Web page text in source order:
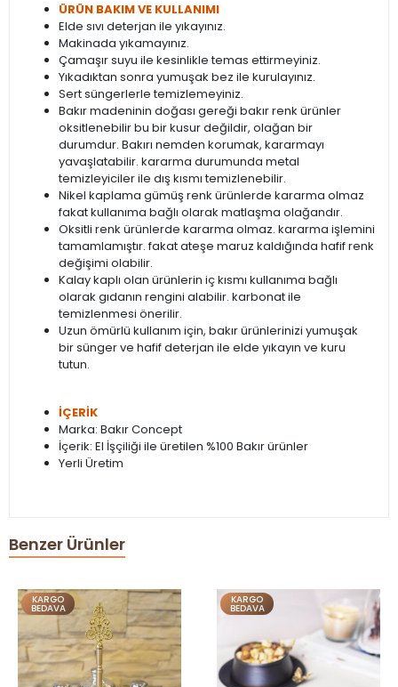
ÜRÜN BAKIM VE KULLANIMI
Elde sıvı deterjan ile yıkayınız.
Makinada yıkamayınız.
Çamaşır suyu ile kesinlikle temas ettirmeyiniz.
Yıkadıktan sonra yumuşak bez ile kurulayınız.
Sert süngerlerle temizlemeyiniz.
Bakır madeninin doğası gereği bakır renk ürünler
oksitlenebilir bu bir kusur değildir, olağan bir
durumdur. Bakırı nemden korumak, kararmayı
yavaşlatabilir. kararma durumunda metal
temizleyiciler ile dış kısmı temizlenebilir.
Nikel kaplama gümüş renk ürünlerde kararma olmaz
fakat kullanıma bağlı olarak matlaşma olağandır.
Oksitli renk ürünlerde kararma olmaz. kararma işlemini
tamamlamıştır. fakat ateşe maruz kaldığında hafif renk
değişimi olabilir.
Kalay kaplı olan ürünlerin iç kısmı kullanıma bağlı
olarak gıdanın rengini alabilir. karbonat ile
temizlenmesi önerilir.
Uzun ömürlü kullanım için, bakır ürünlerinizi yumuşak
bir sünger ve hafif deterjan ile elde yıkayın ve kuru
tutun.
İÇERİK
Marka: Bakır Concept
İçerik: El İşçiliği ile üretilen %100 Bakır ürünler
Yerli Üretim
Benzer Ürünler
KARGO
BEDAVA
KARGO
BEDAVA